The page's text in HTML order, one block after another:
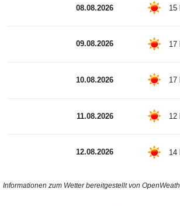
08.08.2026 15
09.08.2026 17
10.08.2026 17
11.08.2026 12
12.08.2026 14
Informationen zum Wetter bereitgestellt von